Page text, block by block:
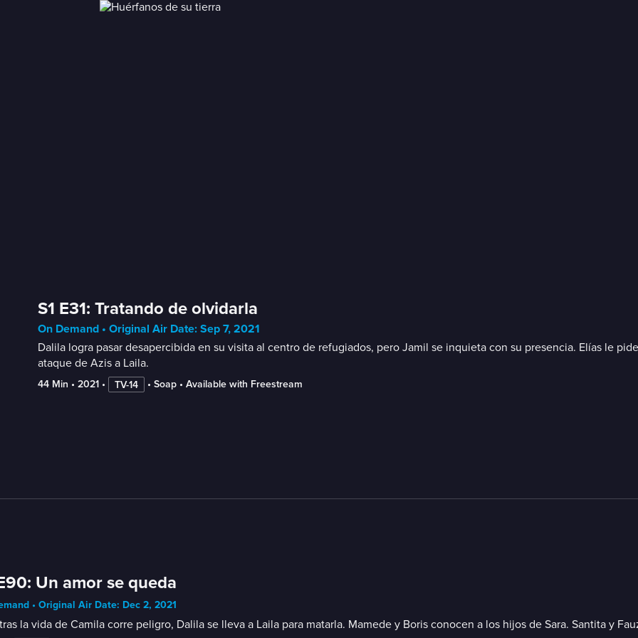
S1 E31: Tratando de olvidarla
On Demand • Original Air Date: Sep 7, 2021
Dalila logra pasar desapercibida en su visita al centro de refugiados, pero Jamil se inquieta con su presencia. Elías le
ataque de Azis a Laila.
44 Min • 2021 • TV-14 • Soap • Available with Freestream
Un amor se queda
• Original Air Date: Dec 2, 2021
la vida de Camila corre peligro, Dalila se lleva a Laila para matarla. Mamede y Boris conocen a los hijos de Sara. Santita y